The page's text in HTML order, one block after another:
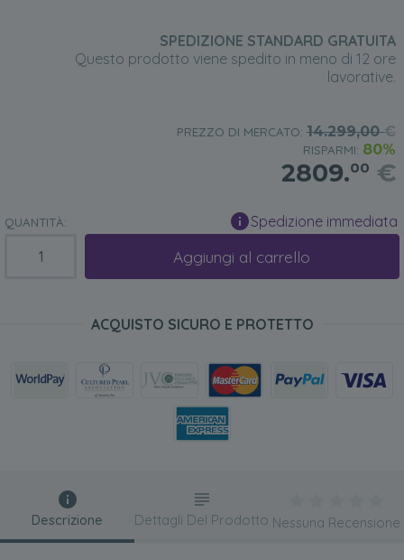
SPEDIZIONE STANDARD GRATUITA
Questo prodotto viene spedito in meno di 12 ore
lavorative.
PREZZO DI MERCATO: 14.299,00€
RISPARMI: 80%
2809.00 €
QUANTITÀ: Spedizione immediata
Aggiungi al carrello
ACQUISTO SICURO E PROTETTO
Descrizione Dettagli Del Prodotto Nessuna Recensione